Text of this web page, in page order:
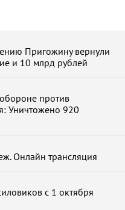
Пригожину вернули
и 10 млрд рублей
против
Уничтожено 920
Онлайн трансляция
с 1 октября